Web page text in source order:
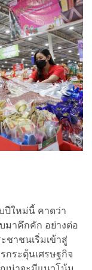
ปีใหม่นี้ คาดว่า
มาคึกคัก อย่างต่อ
ชาชนเริ่มเข้าสู่
กระตุ้นเศรษฐกิจ